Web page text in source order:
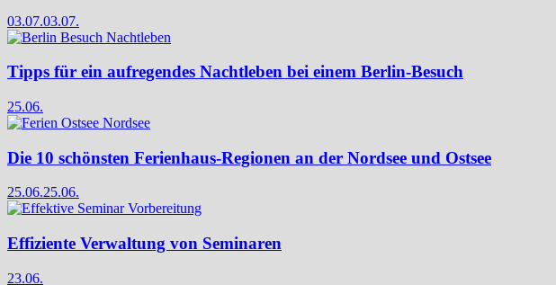
03.07.03.07.
Tipps für ein aufregendes Nachtleben bei einem Berlin-Besuch
25.06.
Die 10 schönsten Ferienhaus-Regionen an der Nordsee und Ostsee
25.06.25.06.
Effiziente Verwaltung von Seminaren
23.06.